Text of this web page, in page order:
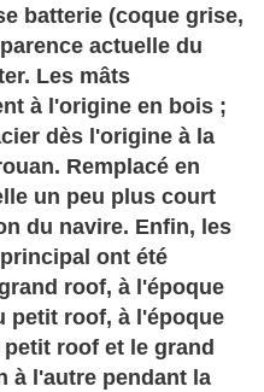
batterie (coque grise,
actuelle du
Les mâts
à l'origine en bois ;
dès l'origine à la
Remplacé en
un peu plus court
du navire. Enfin, les
ont été
roof, à l'époque
petit roof, à l'époque
roof et le grand
à l'autre pendant la